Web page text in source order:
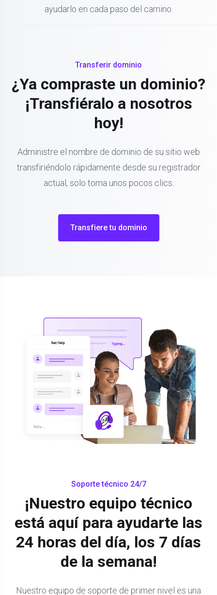
ayudarlo en cada paso del camino.
Transferir dominio
¿Ya compraste un dominio?
¡Transfiéralo a nosotros
hoy!
Administre el nombre de dominio de su sitio web
transfiriéndolo rápidamente desde su registrador
actual, solo toma unos pocos clics.
Transfiere tu dominio
Soporte técnico 24/7
¡Nuestro equipo técnico
está aquí para ayudarte las
24 horas del día, los 7 días
de la semana!
Nuestro equipo de soporte de primer nivel es una